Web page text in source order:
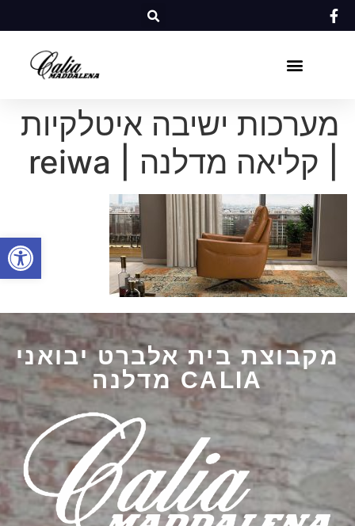
פתח
מערכות ישיבה איטלקיות
| קליאה מדלנה | reiwa
מקבוצת בית אלברט יבואני
CALIA מדלנה